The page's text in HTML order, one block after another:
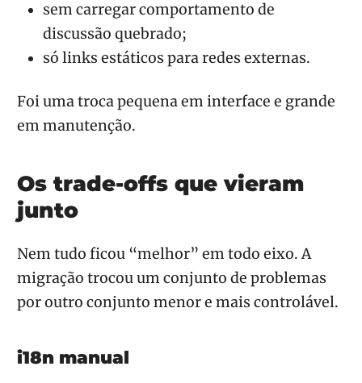
sem carregar comportamento de
discussão quebrado;
só links estáticos para redes externas.
Foi uma troca pequena em interface e grande
em manutenção.
Os trade-offs que vieram
junto
Nem tudo ficou “melhor” em todo eixo. A
migração trocou um conjunto de problemas
por outro conjunto menor e mais controlável.
i18n manual